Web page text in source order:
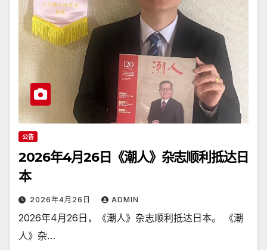
公告
2026年4月26日《潮人》杂志顺利抵达日
本
2026年4月26日 ADMIN
2026年4月26日，《潮人》杂志顺利抵达日本。 《潮
人》杂…